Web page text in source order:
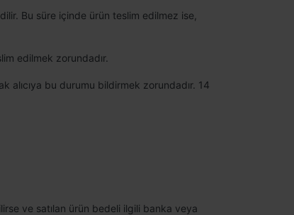
Bu süre içinde ürün teslim edilmez ise,
edilmek zorundadır.
alıcıya bu durumu bildirmek zorundadır. 14
ve satılan ürün bedeli ilgili banka veya